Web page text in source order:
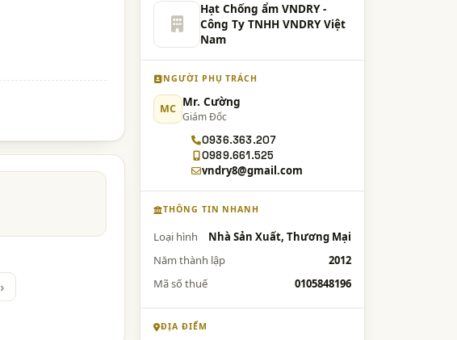
Hạt Chống ẩm VNDRY -
Công Ty TNHH VNDRY Việt
Nam
NGƯỜI PHỤ TRÁCH
MC Mr. Cường
Giám Đốc
0936.363.207
0989.661.525
vndry8@gmail.com
THÔNG TIN NHANH
Loại hình
Nhà Sản Xuất, Thương Mại
Năm thành lập
2012
Mã số thuế
0105848196
ĐỊA ĐIỂM